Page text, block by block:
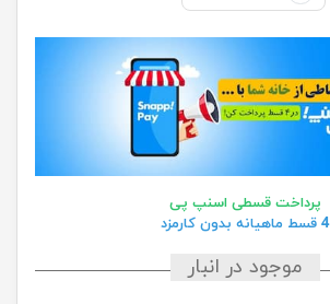
پرداخت قسطی اسنپ پی
4 قسط ماهیانه بدون کارمزد
موجود در انبار